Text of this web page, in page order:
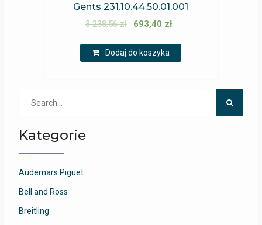
Gents 231.10.44.50.01.001
3 238,56zł 693,40 zł
Dodaj do koszyka
Kategorie
Audemars Piguet
Bell and Ross
Breitling